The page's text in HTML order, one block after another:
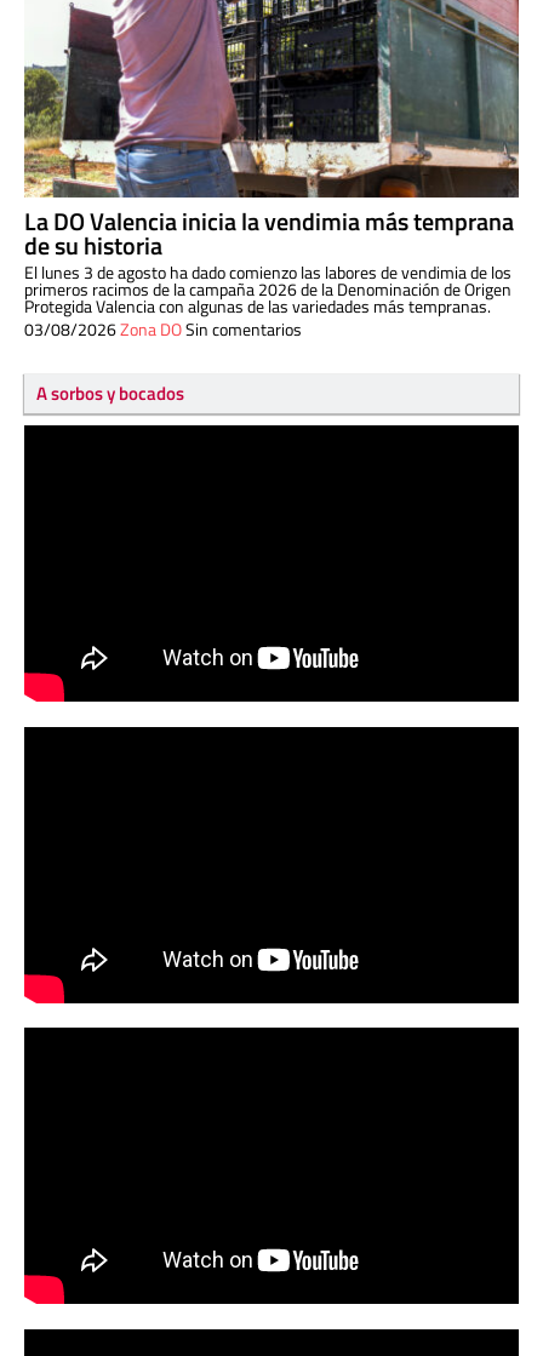
La DO Valencia inicia la vendimia más temprana
de su historia
El lunes 3 de agosto ha dado comienzo las labores de vendimia de los
primeros racimos de la campaña 2026 de la Denominación de Origen
Protegida Valencia con algunas de las variedades más tempranas.
03/08/2026Zona DOSin comentarios
A sorbos y bocados